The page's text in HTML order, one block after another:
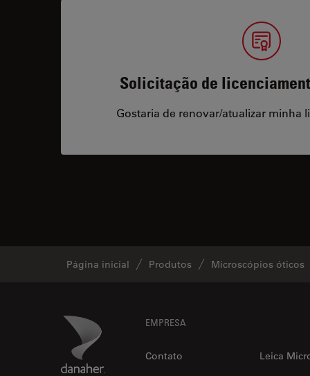
Solicitação de
Gostaria de renovar/atualizar minha
Página inicial Produtos Microscópios óticos
Danaher Logo EMPRESA
Contato
Leica